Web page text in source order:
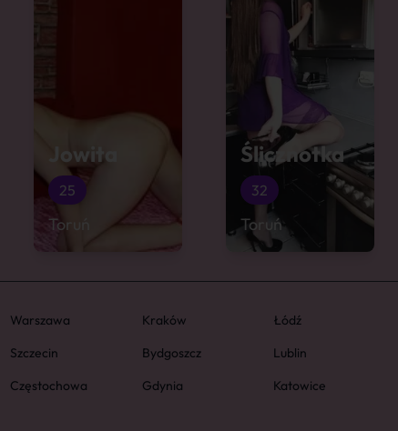
Jowita
25
Toruń
Ślicznotka
32
Toruń
Warszawa Kraków Łódź
Szczecin
Bydgoszcz Lublin
Częstochowa
Gdynia Katowice